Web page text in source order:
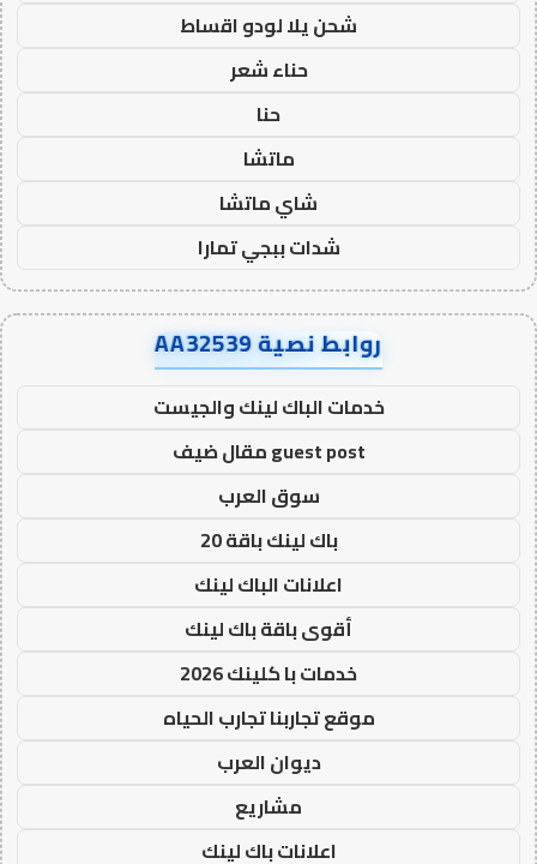
شحن يلا لودو اقساط
حناء شعر
حنا
ماتشا
شاي ماتشا
شدات ببجي تمارا
روابط نصية AA32539
خدمات الباك لينك والجيست
guest post مقال ضيف
سوق العرب
باك لينك باقة 20
اعلانات الباك لينك
أقوى باقة باك لينك
خدمات با كلينك 2026
موقع تجاربنا تجارب الحياه
ديوان العرب
مشاريع
اعلانات باك لينك